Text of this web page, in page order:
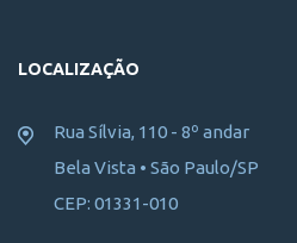
LOCALIZAÇÃO
Rua Sílvia, 110 - 8º andar
Bela Vista • São Paulo/SP
CEP: 01331-010